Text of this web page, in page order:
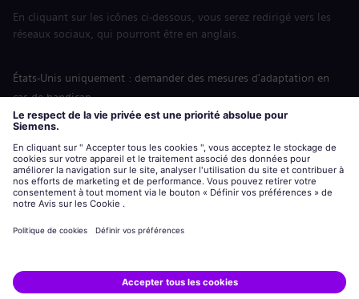
En cliquant sur les icônes ci-dessous, vous serez redirigé vers les
réseaux sociaux, qui pourront être en anglais.
États-Unis uniquement : demander des mesures d'adaptation en
cas de handicap
Labor Condition Application (Formulaire sur les conditions
siemens-energy.comSite Internet international
Informations sur l’entreprise
Avis de confidentialité
Siemens Energy est une marque déposée de Siemens AG.